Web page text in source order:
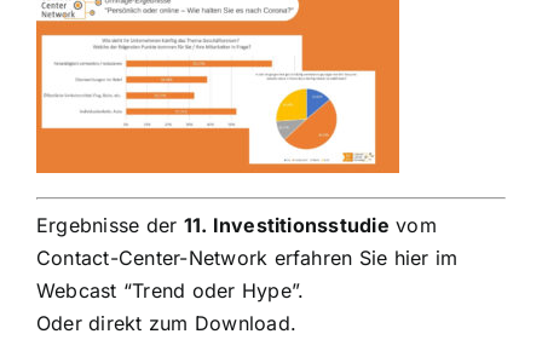
Ergebnisse der 11. Investitionsstudie vom
Contact-Center-Network erfahren Sie hier im
Webcast “Trend oder Hype”.
Oder direkt zum Download.